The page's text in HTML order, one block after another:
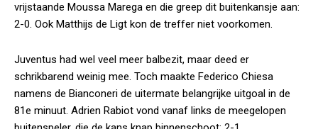
vrijstaande Moussa Marega en die greep dit buitenkansje aan:
2-0. Ook Matthijs de Ligt kon de treffer niet voorkomen.
Juventus had wel veel meer balbezit, maar deed er
schrikbarend weinig mee. Toch maakte Federico Chiesa
namens de Bianconeri de uitermate belangrijke uitgoal in de
81e minuut. Adrien Rabiot vond vanaf links de meegelopen